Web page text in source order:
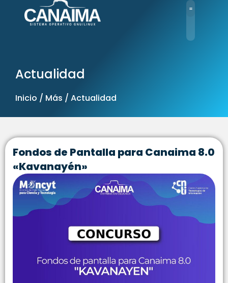
Actualidad
Inicio / Más / Actualidad
Fondos de Pantalla para Canaima 8.0
«Kavanayén»